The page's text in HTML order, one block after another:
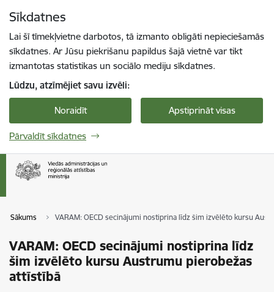
Sīkdatnes
Lai šī tīmekļvietne darbotos, tā izmanto obligāti nepieciešamās
sīkdatnes. Ar Jūsu piekrišanu papildus šajā vietnē var tikt
izmantotas statistikas un sociālo mediju sīkdatnes.
Lūdzu, atzīmējiet savu izvēli:
Noraidīt Apstiprināt visas
Pārvaldīt sīkdatnes
Sākums VARAM: OECD secinājumi nostiprina līdz šim izvēlēto kursu
VARAM: OECD secinājumi nostiprina līdz
šim izvēlēto kursu Austrumu pierobežas
attīstībā